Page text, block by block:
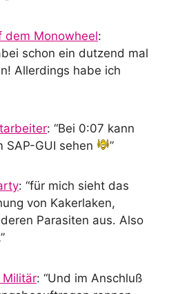
dem Monowheel:
schon ein dutzend mal
Allerdings habe ich
: “Bei 0:07 kann
SAP-GUI sehen
”
: “für mich sieht das
von Kakerlaken,
Parasiten aus. Also
”
Militär: “Und im Anschluß